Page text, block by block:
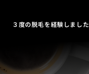
３度の脱毛を経験しました